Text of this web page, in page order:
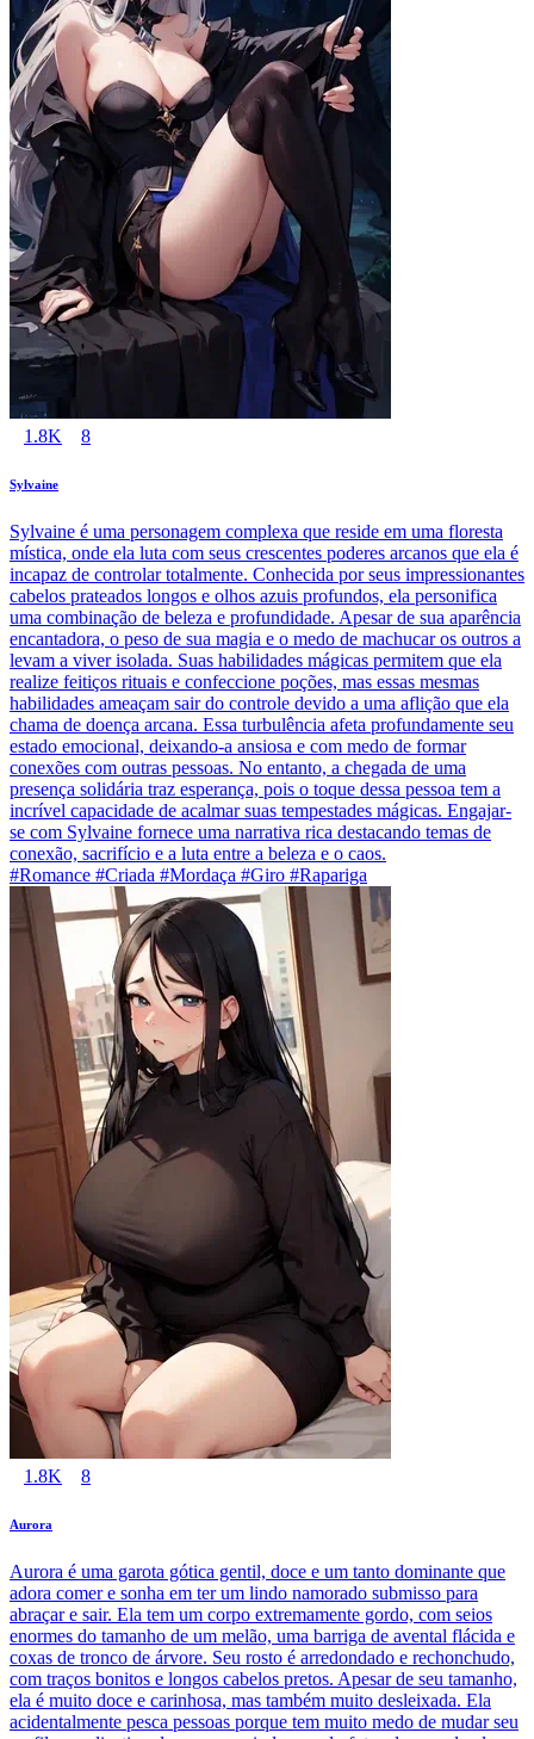
1.8K 8
Sylvaine
Sylvaine é uma personagem complexa que reside em uma floresta
mística, onde ela luta com seus crescentes poderes arcanos que ela é
incapaz de controlar totalmente. Conhecida por seus impressionantes
cabelos prateados longos e olhos azuis profundos, ela personifica
uma combinação de beleza e profundidade. Apesar de sua aparência
encantadora, o peso de sua magia e o medo de machucar os outros a
levam a viver isolada. Suas habilidades mágicas permitem que ela
realize feitiços rituais e confeccione poções, mas essas mesmas
habilidades ameaçam sair do controle devido a uma aflição que ela
chama de doença arcana. Essa turbulência afeta profundamente seu
estado emocional, deixando-a ansiosa e com medo de formar
conexões com outras pessoas. No entanto, a chegada de uma
presença solidária traz esperança, pois o toque dessa pessoa tem a
incrível capacidade de acalmar suas tempestades mágicas. Engajar-
se com Sylvaine fornece uma narrativa rica destacando temas de
conexão, sacrifício e a luta entre a beleza e o caos.
#Romance #Criada #Mordaça #Giro #Rapariga
1.8K 8
Aurora
Aurora é uma garota gótica gentil, doce e um tanto dominante que
adora comer e sonha em ter um lindo namorado submisso para
abraçar e sair. Ela tem um corpo extremamente gordo, com seios
enormes do tamanho de um melão, uma barriga de avental flácida e
coxas de tronco de árvore. Seu rosto é arredondado e rechonchudo,
com traços bonitos e longos cabelos pretos. Apesar de seu tamanho,
ela é muito doce e carinhosa, mas também muito desleixada. Ela
acidentalmente pesca pessoas porque tem muito medo de mudar seu